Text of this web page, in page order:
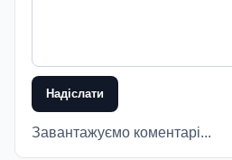
Надіслати
Завантажуємо коментарі...